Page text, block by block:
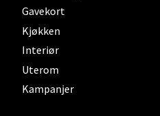
Gavekort
Kjøkken
Interiør
Uterom
Kampanjer
Sjøfartsgata 2, 7714
Åpent i dag 10-20
0 i butikk